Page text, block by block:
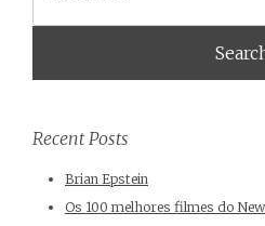
Recent Posts
Brian Epstein
Os 100 melhores filmes do